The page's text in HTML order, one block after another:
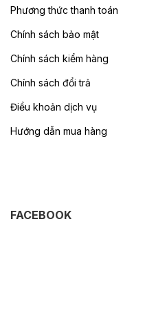
Phương thức thanh toán
Chính sách bảo mật
Chính sách kiểm hàng
Chính sách đổi trả
Điều khoản dịch vụ
Hướng dẫn mua hàng
FACEBOOK